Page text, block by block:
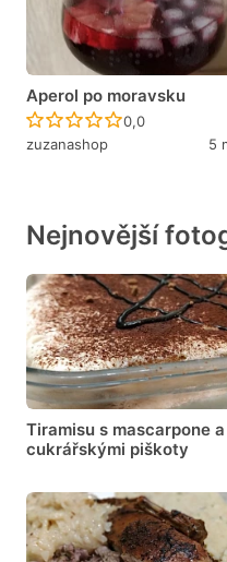
Aperol po moravsku
Recept ještě
0,0
zuzanashop
5
Nejnovější
Tiramisu s mascarpone a
cukrářskými piškoty